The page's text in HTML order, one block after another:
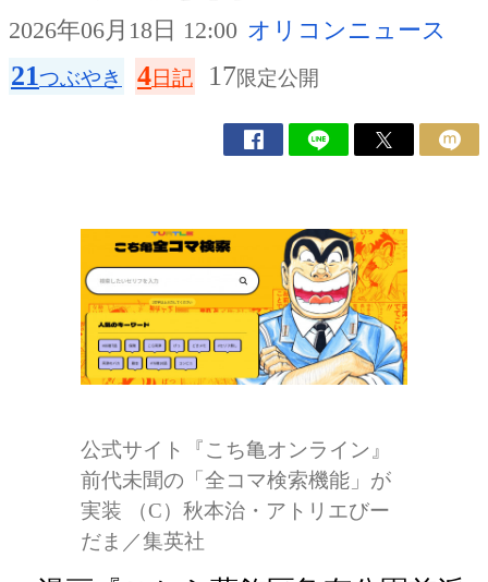
2026年06月18日 12:00 オリコンニュース
21つぶやき 4日記 17限定公開
公式サイト『こち亀オンライン』
前代未聞の「全コマ検索機能」が
実装 （C）秋本治・アトリエびー
だま／集英社